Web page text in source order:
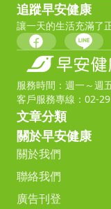
追蹤早安健康
讓一天的生活充滿了
服務時間：週一～週
客戶服務專線：02-
文章分類
關於早安健康
關於我們
聯絡我們
廣告刊登